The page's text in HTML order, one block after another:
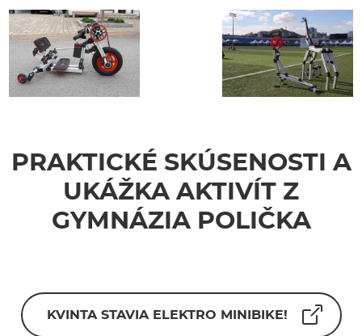
PRAKTICKÉ SKÚSENOSTI A
UKÁŽKA AKTIVÍT Z
GYMNÁZIA POLIČKA
KVINTA STAVIA ELEKTRO MINIBIKE!